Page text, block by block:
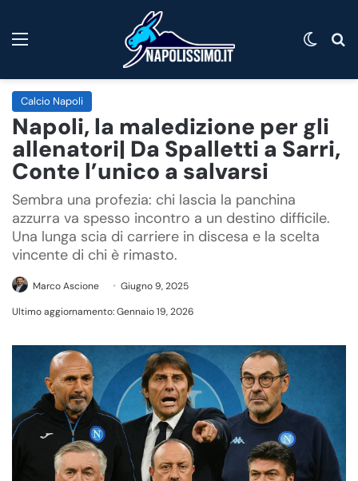
Calcio Napoli
Napoli, la maledizione per gli
allenatori| Da Spalletti a Sarri,
Conte l’unico a salvarsi
Sembra una profezia: chi lascia la panchina
azzurra va spesso incontro a un destino difficile.
Una lunga scia di carriere in discesa e la scelta
vincente di chi è rimasto.
Marco Ascione
Giugno 9, 2025
Ultimo aggiornamento: Gennaio 19, 2026